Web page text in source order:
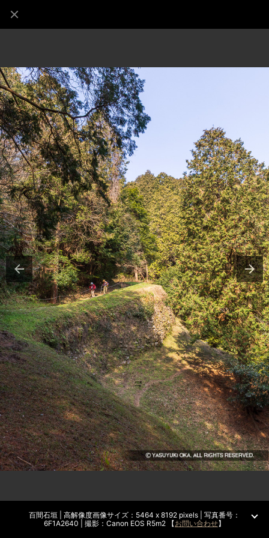
百間石垣 | 高解像度画像サイズ：5464 x 8192 pixels | 写真番号：
6F1A2640 | 撮影：Canon EOS R5m2 【お問い合わせ】